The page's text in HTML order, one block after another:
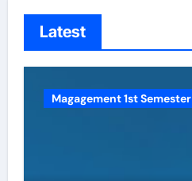
Latest
Magagement 1st Semester